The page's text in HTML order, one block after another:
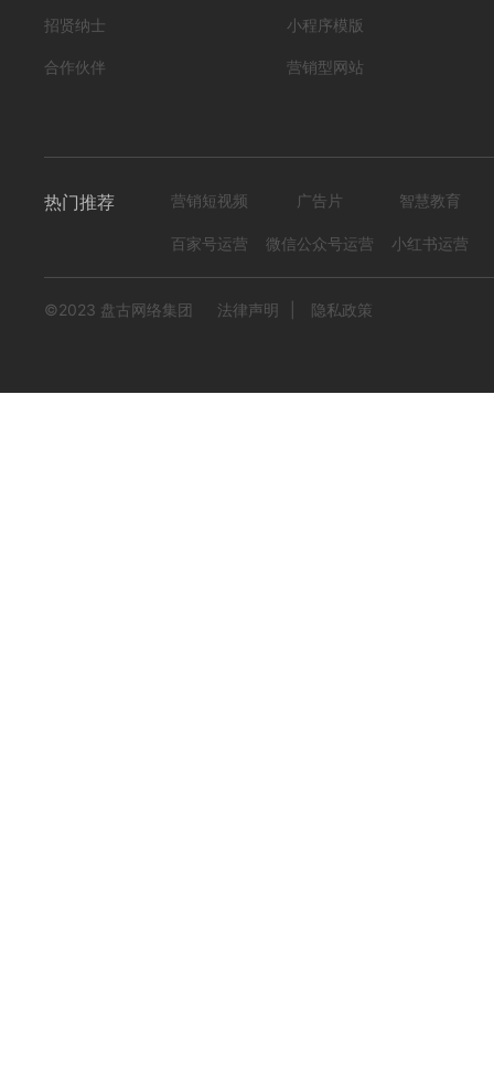
招贤纳士
合作伙伴
小程序模版
营销型网站
热门推荐 营销短视频 广告片 智慧教育
百家号运营 微信公众号运营 小红书运营
©2023 盘古网络集团 法律声明 隐私政策